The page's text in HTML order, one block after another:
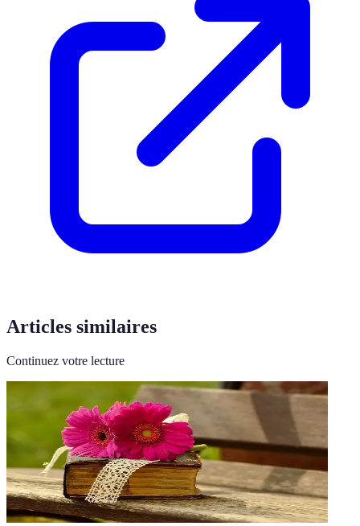
Articles similaires
Continuez votre lecture